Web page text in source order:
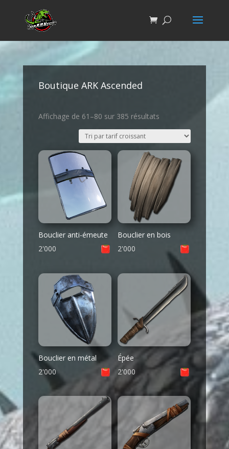
Boutique ARK Ascended
Affichage de 61–80 sur 385 résultats
Bouclier anti-émeute
2'000
Bouclier en bois
2'000
Bouclier en métal
2'000
Épée
2'000